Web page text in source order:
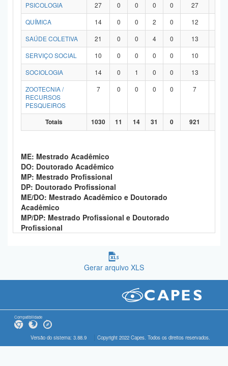
PSICOLOGIA 27 0 0 0 0 27
QUÍMICA
14 0 0 2 0 12
SAÚDE COLETIVA
21 0 0 4 0 13
SERVIÇO SOCIAL
10 0 0 0 0 10
SOCIOLOGIA
14 0 1 0 0 13
ZOOTECNIA /
RECURSOS
PESQUEIROS
7 0 0 0 0 7
Totais 1030 11 14 31 0 921
ME: Mestrado Acadêmico
DO: Doutorado Acadêmico
MP: Mestrado Profissional
DP: Doutorado Profissional
ME/DO: Mestrado Acadêmico e Doutorado
Acadêmico
MP/DP: Mestrado Profissional e Doutorado
Profissional
Gerar arquivo XLS
Compatibilidade
Versão do sistema: 3.88.9 Copyright 2022 Capes. Todos os direitos reservados.